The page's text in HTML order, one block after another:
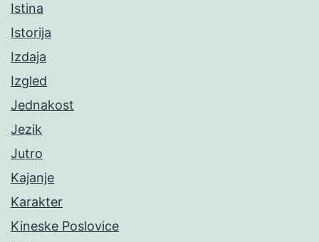
Istina
Istorija
Izdaja
Izgled
Jednakost
Jezik
Jutro
Kajanje
Karakter
Kineske Poslovice